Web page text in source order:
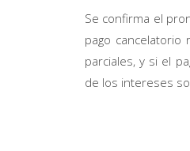
Se confirma el
pago
parciales, y si el
de los intereses